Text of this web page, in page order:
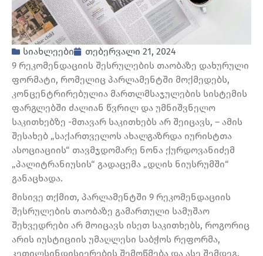
სიახლეები
თებერვალი 21, 2024
9 რეკომენდაციის შესრულების თაობაზე დახურული
ფორმატი, რომელიც პარლამენტში მოქმედებს,
კონცენტრირებულია მართლმსაჯულების სისტემის
ფარგლებში ძალიან წვრილ და უმნიშვნელო
საკითხებზე -მთავარ საკითხებს არ შეიცავს, – ამის
შესახებ „საქართველოს ახალგაზრდა იურისტთა
ასოციაციის“ თავმჯდომარე ნონა ქურდოვანიძემ
„პალიტრანიუსის“ გადაცემა „დღის ნიუსრუმში“
განაცხადა.
მისივე თქმით, პარლამენტში 9 რეკომენდაციის
შესრულების თაობაზე გამართული სამუშაო
შეხვედრები არ მოიცავს ისეთ საკითხებს, როგორიც
არის იუსტიციის უმაღლესი საბჭოს რეფორმა,
კეთილსინდისიერების შემოწმება და ასე შემდეგ.